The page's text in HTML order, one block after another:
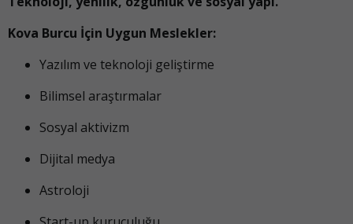
Kova Burcu İçin Uygun Meslekler:
Yazılım ve teknoloji geliştirme
Bilimsel araştırmalar
Sosyal aktivizm
Dijital medya
Astroloji